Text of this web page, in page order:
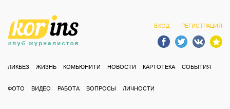
ВХОД РЕГИСТРАЦИЯ
ЛИКБЕЗ ЖИЗНЬ КОМЬЮНИТИ НОВОСТИ КАРТОТЕКА СОБЫТИЯ
ФОТО ВИДЕО РАБОТА ВОПРОСЫ ЛИЧНОСТИ